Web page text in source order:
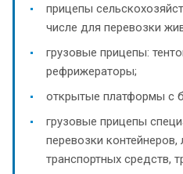
прицепы
числе для перевозки
грузовые прицепы:
рефрижераторы;
открытые платформы с
грузовые прицепы
перевозки контейнеров,
транспортных средств,